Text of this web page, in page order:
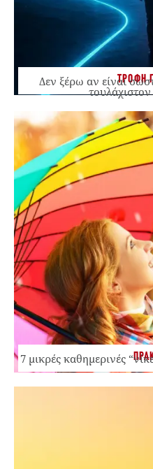
ΤΡΟΦΗ
Δεν ξέρω αν είναι
7 μικρές καθημερινές